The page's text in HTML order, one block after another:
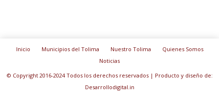
Inicio Municipios del Tolima Nuestro Tolima
Quienes Somos
Noticias
© Copyright 2016-2024 Todos los derechos reservados | Producto y diseño de:
Desarrollodigital.in